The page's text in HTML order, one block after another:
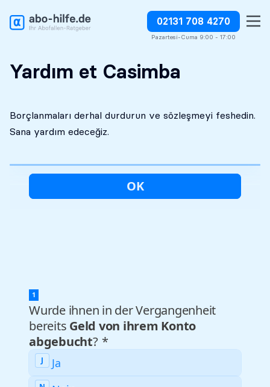
02131 708 4270
Pazartesi-Cuma 9:00 - 17:00
Ücretsiz ilk analiz Kesinlikle gizli Borçlandırmaları derhal durdurun
Yardım et Casimba
Borçlanmaları derhal durdurun ve sözleşmeyi feshedin.
Sana yardım edeceğiz.